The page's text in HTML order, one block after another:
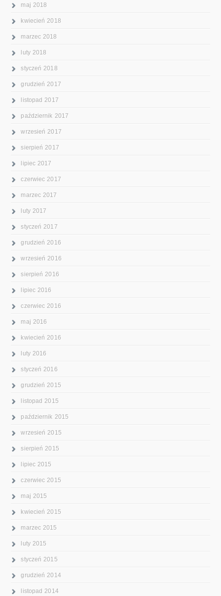
maj 2018
kwiecień 2018
marzec 2018
luty 2018
styczeń 2018
grudzień 2017
listopad 2017
październik 2017
wrzesień 2017
sierpień 2017
lipiec 2017
czerwiec 2017
marzec 2017
luty 2017
styczeń 2017
grudzień 2016
wrzesień 2016
sierpień 2016
lipiec 2016
czerwiec 2016
maj 2016
kwiecień 2016
luty 2016
styczeń 2016
grudzień 2015
listopad 2015
październik 2015
wrzesień 2015
sierpień 2015
lipiec 2015
czerwiec 2015
maj 2015
kwiecień 2015
marzec 2015
luty 2015
styczeń 2015
grudzień 2014
listopad 2014